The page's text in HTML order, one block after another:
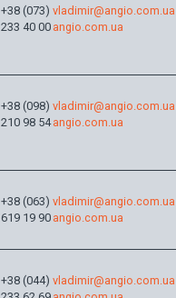
+38 (073)
233 40 00
vladimir@angio.com.ua
angio.com.ua
+38 (098)
210 98 54
vladimir@angio.com.ua
angio.com.ua
+38 (063)
619 19 90
vladimir@angio.com.ua
angio.com.ua
+38 (044) vladimir@angio.com.ua